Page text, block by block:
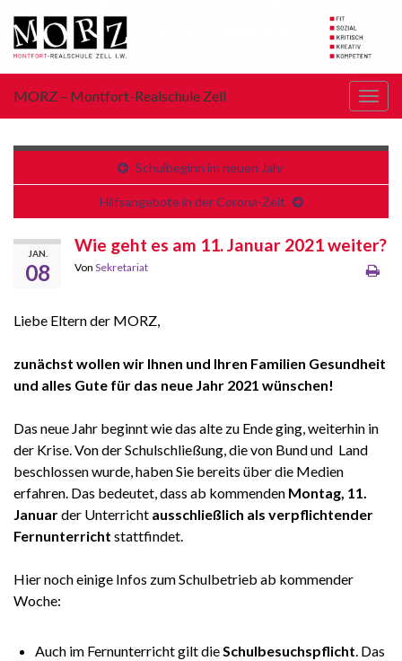
MORZ – Montfort-Realschule Zell
Schulbeginn im neuen Jahr
Hilfsangebote in der Corona-Zeit
JAN.
08
Wie geht es am 11. Januar 2021 weiter?
Von Sekretariat
Liebe Eltern der MORZ,
zunächst wollen wir Ihnen und Ihren Familien Gesundheit
und alles Gute für das neue Jahr 2021 wünschen!
Das neue Jahr beginnt wie das alte zu Ende ging, weiterhin in
der Krise. Von der Schulschließung, die von Bund und Land
beschlossen wurde, haben Sie bereits über die Medien
erfahren. Das bedeutet, dass ab kommenden Montag, 11.
Januarder Unterricht ausschließlich als verpflichtender
Fernunterricht stattfindet.
Hier noch einige Infos zum Schulbetrieb ab kommender
Woche:
Auch im Fernunterricht gilt dieSchulbesuchspflicht. Das